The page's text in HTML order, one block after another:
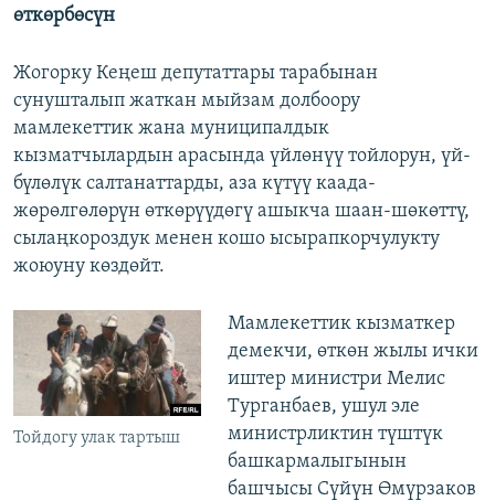
өткөрбөсүн
Жогорку Кеңеш депутаттары тарабынан
сунушталып жаткан мыйзам долбоору
мамлекеттик жана муниципалдык
кызматчылардын арасында үйлөнүү тойлорун, үй-
бүлөлүк салтанаттарды, аза күтүү каада-
жөрөлгөлөрүн өткөрүүдөгү ашыкча шаан-шөкөттү,
сылаңкороздук менен кошо ысырапкорчулукту
жоюуну көздөйт.
Тойдогу улак тартыш
Мамлекеттик кызматкер
демекчи, өткөн жылы ички
иштер министри Мелис
Турганбаев, ушул эле
министрликтин түштүк
башкармалыгынын
башчысы Сүйүн Өмүрзаков